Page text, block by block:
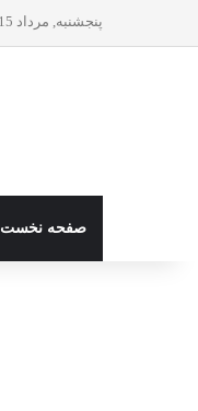
پنجشنبه, مرداد 15 1405
صفحه نخست